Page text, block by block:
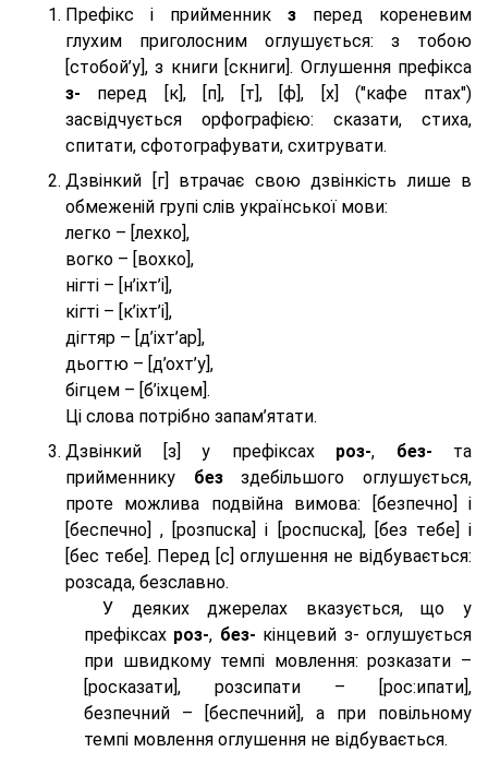
Префікс і прийменник з перед кореневим
глухим приголосним оглушується: з тобою
[стобой’у], з книги [скниги]. Оглушення префікса
з- перед [к], [п], [т], [ф], [х] ("кафе птах")
засвідчується орфографією: сказати, стиха,
спитати, сфотографувати, схитрувати.
Дзвінкий [г] втрачає свою дзвінкість лише в
обмеженій групі слів української мови:
легко – [лехко],
вогко – [вохко],
нігті – [н’іхт’і],
кігті – [к’іхт’і],
дігтяр – [д’іхт’ар],
дьогтю – [д’охт’у],
бігцем – [б’іхцем].
Ці слова потрібно запам’ятати.
Дзвінкий [з] у префіксах роз-, без- та
прийменнику безздебільшого оглушується,
проте можлива подвійна вимова: [безпeчно] і
[беспeчно] , [розпuска] і [роспuска], [без тeбе] і
[бес тeбе]. Перед [с] оглушення не відбувається:
розсада, безславно.
У деяких джерелах вказується, що у
префіксах роз-, без- кінцевий з- оглушується
при швидкому темпі мовлення: розказати –
[росказати], розсипати – [роc:ипати],
безпечний – [беспечний], а при повільному
темпі мовлення оглушення не відбувається.